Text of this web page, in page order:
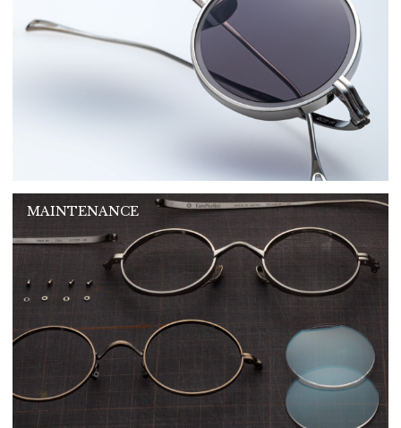
MAINTENANCE